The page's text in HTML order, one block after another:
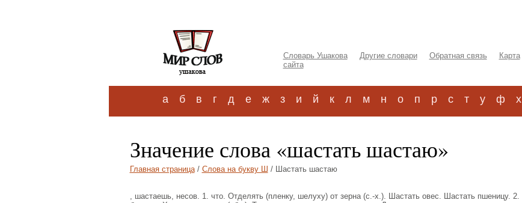
Словарь Ушакова Другие словари Обратная связь
Карта
сайта
а б в г д е ж з и й к л м н о п р с т у ф х
Значение слова «шастать шастаю»
Главная страница/ Слова на букву Ш / Шастать шастаю
, шастаешь, несов. 1. что. Отделять (пленку, шелуху) от зерна (с.-х.). Шастать овес. Шастать пшеницу. 2.